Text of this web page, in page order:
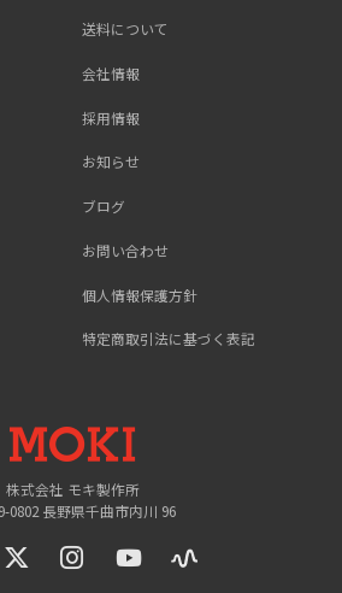
送料について
会社情報
採用情報
お知らせ
ブログ
お問い合わせ
個人情報保護方針
特定商取引法に基づく表記
MOKI
株式会社 モキ製作所
0802 長野県千曲市内川 96